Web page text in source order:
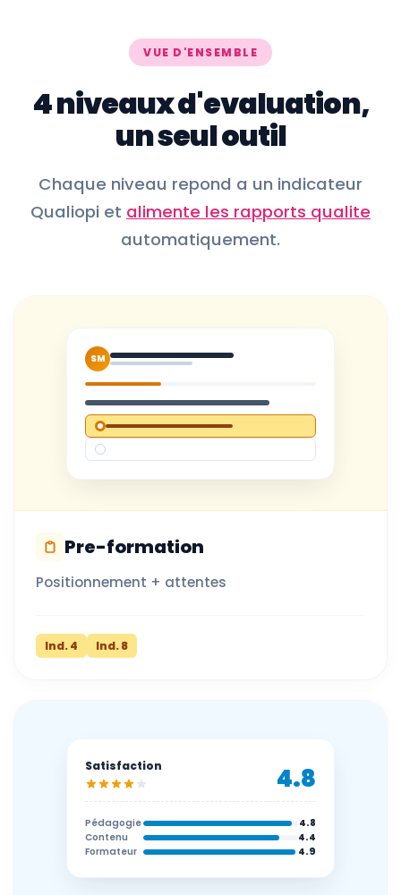
VUE D'ENSEMBLE
4 niveaux d'evaluation,
un seul outil
Chaque niveau repond a un indicateur
Qualiopi et alimente les rapports qualite
automatiquement.
SM
Pre-formation
Positionnement + attentes
Ind. 4 Ind. 8
Satisfaction 4.8
Pédagogie
4.8
Contenu
4.4
Formateur
4.9